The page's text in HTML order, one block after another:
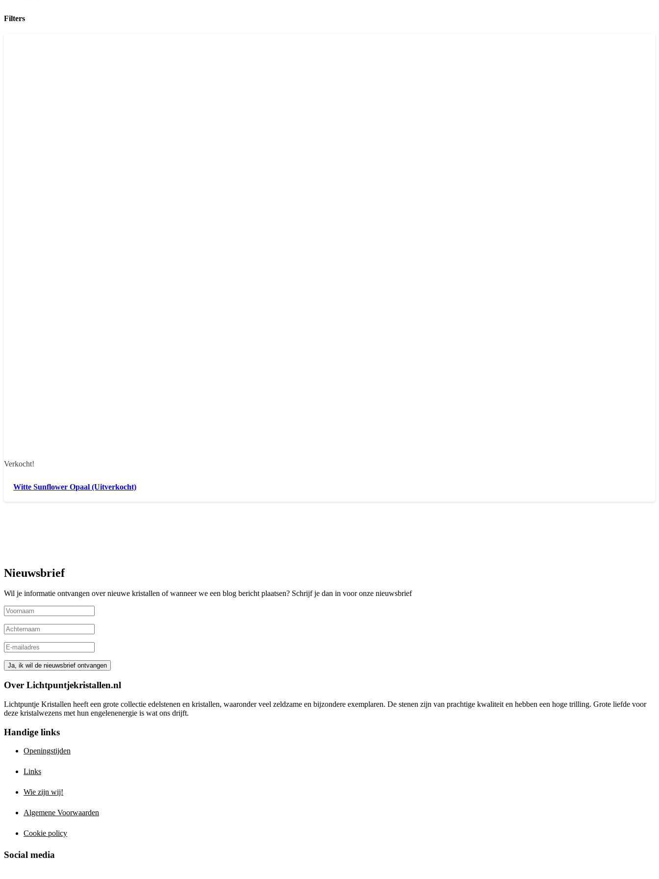
Filters
Verkocht!
Witte Sunflower Opaal (Uitverkocht)
Nieuwsbrief
Wil je informatie ontvangen over nieuwe kristallen of wanneer we een blog bericht plaatsen? Schrijf je dan in voor onze nieuwsbrief
Over Lichtpuntjekristallen.nl
Lichtpuntje Kristallen heeft een grote collectie edelstenen en kristallen, waaronder veel zeldzame en bijzondere exemplaren. De stenen zijn van prachtige kwaliteit en hebben een hoge trilling. Grote liefde voor
deze kristalwezens met hun engelenenergie is wat ons drijft.
Handige links
Openingstijden
Links
Wie zijn wij!
Algemene Voorwaarden
Cookie policy
Social media